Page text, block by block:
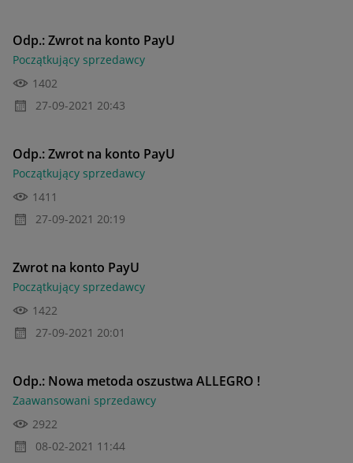
Odp.: Zwrot na konto PayU
Początkujący sprzedawcy
1402
‎27-09-2021 20:43
Odp.: Zwrot na konto PayU
Początkujący sprzedawcy
1411
‎27-09-2021 20:19
Zwrot na konto PayU
Początkujący sprzedawcy
1422
‎27-09-2021 20:01
Odp.: Nowa metoda oszustwa ALLEGRO !
Zaawansowani sprzedawcy
2922
‎08-02-2021 11:44